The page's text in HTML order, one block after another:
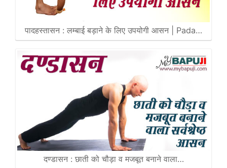
पादहस्तासन : लम्बाई बड़ाने के लिए उपयोगी आसन | Pada…
दण्डासन : छाती को चौड़ा व मजबूत बनाने वाला…